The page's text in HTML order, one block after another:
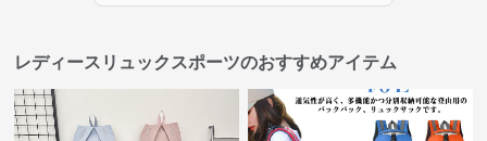
レディースリュックスポーツのおすすめアイテム